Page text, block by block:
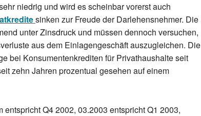
niedrig und wird es scheinbar vorerst auch
sinken zur Freude der Darlehensnehmer. Die
unter Zinsdruck und müssen dennoch versuchen,
aus dem Einlagengeschäft auszugleichen. Die
bei Konsumentenkrediten für Privathaushalte seit
zehn Jahren prozentual gesehen auf einem
Q4 2002, 03.2003 entspricht Q1 2003,